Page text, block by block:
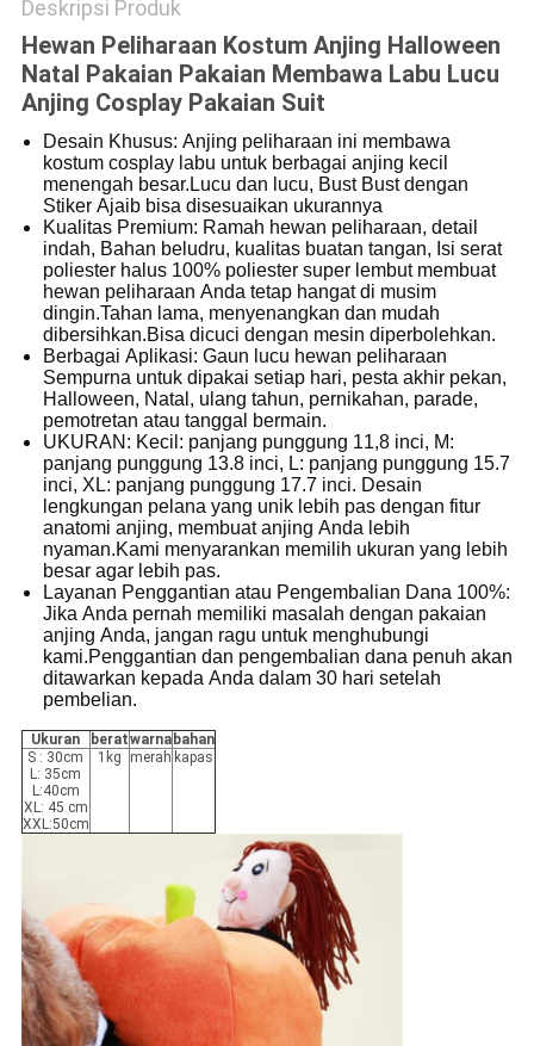
Deskripsi Produk
Hewan Peliharaan Kostum Anjing Halloween
Natal Pakaian Pakaian Membawa Labu Lucu
Anjing Cosplay Pakaian Suit
Desain Khusus: Anjing peliharaan ini membawa
kostum cosplay labu untuk berbagai anjing kecil
menengah besar.Lucu dan lucu, Bust Bust dengan
Stiker Ajaib bisa disesuaikan ukurannya
Kualitas Premium: Ramah hewan peliharaan, detail
indah, Bahan beludru, kualitas buatan tangan, Isi serat
poliester halus 100% poliester super lembut membuat
hewan peliharaan Anda tetap hangat di musim
dingin.Tahan lama, menyenangkan dan mudah
dibersihkan.Bisa dicuci dengan mesin diperbolehkan.
Berbagai Aplikasi: Gaun lucu hewan peliharaan
Sempurna untuk dipakai setiap hari, pesta akhir pekan,
Halloween, Natal, ulang tahun, pernikahan, parade,
pemotretan atau tanggal bermain.
UKURAN: Kecil: panjang punggung 11,8 inci, M:
panjang punggung 13.8 inci, L: panjang punggung 15.7
inci, XL: panjang punggung 17.7 inci. Desain
lengkungan pelana yang unik lebih pas dengan fitur
anatomi anjing, membuat anjing Anda lebih
nyaman.Kami menyarankan memilih ukuran yang lebih
besar agar lebih pas.
Layanan Penggantian atau Pengembalian Dana 100%:
Jika Anda pernah memiliki masalah dengan pakaian
anjing Anda, jangan ragu untuk menghubungi
kami.Penggantian dan pengembalian dana penuh akan
ditawarkan kepada Anda dalam 30 hari setelah
pembelian.
Ukuran beratwarna bahan
S : 30cm
L: 35cm
L:40cm
XL: 45 cm
XXL:50cm
1kg merah kapas